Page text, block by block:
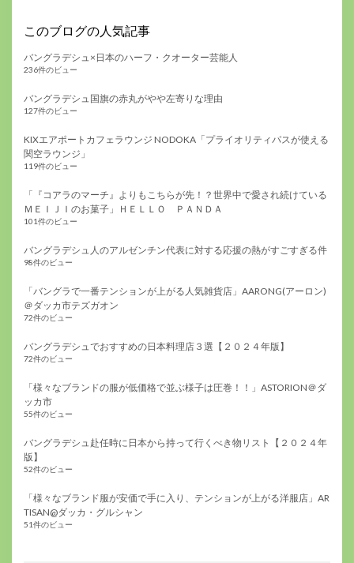
このブログの人気記事
バングラデシュ×日本のハーフ・クオーター芸能人
236件のビュー
バングラデシュ国旗の赤丸がやや左寄りな理由
127件のビュー
KIXエアポートカフェラウンジ NODOKA「プライオリティパスが使える
関空ラウンジ」
119件のビュー
「『コアラのマーチ』よりもこちらが先！？世界中で愛され続けている
ＭＥＩＪＩのお菓子」ＨＥＬＬＯ ＰＡＮＤＡ
101件のビュー
バングラデシュ人のアルゼンチン代表に対する応援の熱がすごすぎる件
98件のビュー
「バングラで一番テンションが上がる人気雑貨店」AARONG(アーロン)
＠ダッカ市テズガオン
72件のビュー
バングラデシュでおすすめの日本料理店３選【２０２４年版】
72件のビュー
「様々なブランドの服が低価格で並ぶ様子は圧巻！！」ASTORION＠ダ
ッカ市
55件のビュー
バングラデシュ赴任時に日本から持って行くべき物リスト【２０２４年
版】
52件のビュー
「様々なブランド服が安価で手に入り、テンションが上がる洋服店」AR
TISAN@ダッカ・グルシャン
51件のビュー